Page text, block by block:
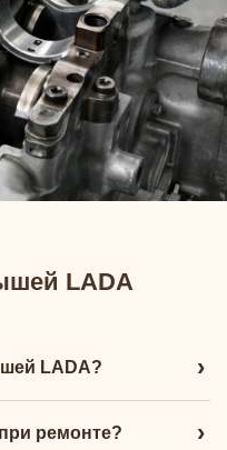
Service
и замена вкладышей
Granta, XRAY, Largus,
LADA
LADA? ›
ремонте? ›